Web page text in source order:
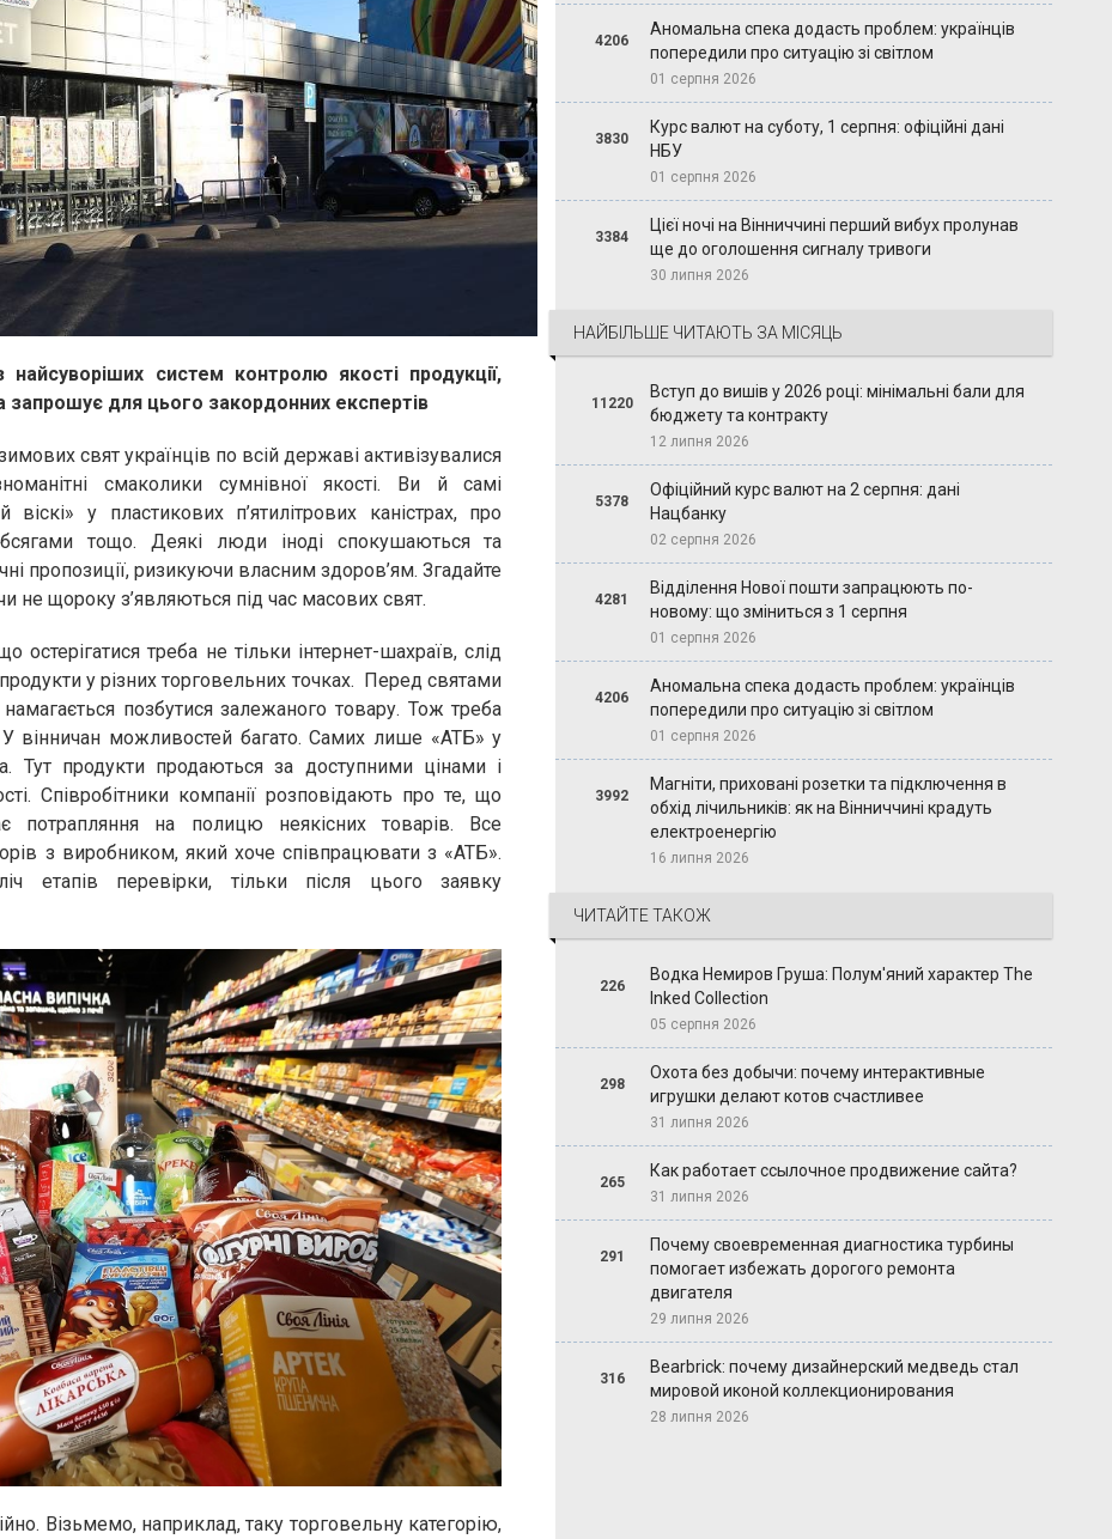
систем контролю якості продукції,
запрошує для цього закордонних експертів
свят українців по всій державі активізувалися
смаколики сумнівної якості. Ви й самі
у пластикових п’ятилітрових каністрах, про
тощо. Деякі люди іноді спокушаються та
пропозиції, ризикуючи власним здоров’ям. Згадайте
не щороку з’являються під час масових свят.
треба не тільки інтернет-шахраїв, слід
у різних торговельних точках. Перед святами
позбутися залежаного товару. Тож треба
вінничан можливостей багато. Самих лише «АТБ» у
Тут продукти продаються за доступними цінами і
Співробітники компанії розповідають про те, що
потрапляння на полицю неякісних товарів. Все
з виробником, який хоче співпрацювати з «АТБ».
етапів перевірки, тільки після цього заявку
Візьмемо, наприклад, таку торговельну категорію,
4206
Аномальна спека додасть проблем: українців
попередили про ситуацію зі світлом
01 серпня 2026
3830
Курс валют на суботу, 1 серпня: офіційні дані
НБУ
01 серпня 2026
3384
Цієї ночі на Вінниччині перший вибух пролунав
ще до оголошення сигналу тривоги
30 липня 2026
НАЙБІЛЬШЕ ЧИТАЮТЬ ЗА МІСЯЦЬ
11220
Вступ до вишів у 2026 році: мінімальні бали для
бюджету та контракту
12 липня 2026
5378
Офіційний курс валют на 2 серпня: дані
Нацбанку
02 серпня 2026
4281
Відділення Нової пошти запрацюють по-
новому: що зміниться з 1 серпня
01 серпня 2026
4206
Аномальна спека додасть проблем: українців
попередили про ситуацію зі світлом
01 серпня 2026
3992
Магніти, приховані розетки та підключення в
обхід лічильників: як на Вінниччині крадуть
електроенергію
16 липня 2026
ЧИТАЙТЕ ТАКОЖ
226
Водка Немиров Груша: Полум'яний характер The
Inked Collection
05 серпня 2026
298
Охота без добычи: почему интерактивные
игрушки делают котов счастливее
31 липня 2026
265
Как работает ссылочное продвижение сайта?
31 липня 2026
291
Почему своевременная диагностика турбины
помогает избежать дорогого ремонта
двигателя
29 липня 2026
316
Bearbrick: почему дизайнерский медведь стал
мировой иконой коллекционирования
28 липня 2026